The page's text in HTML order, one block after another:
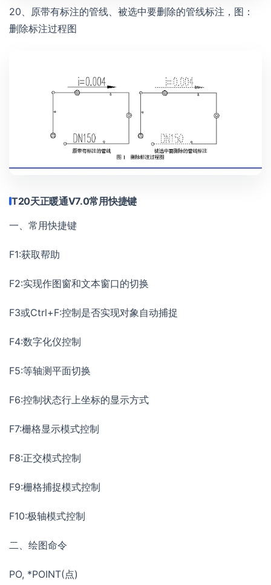
20、原带有标注的管线、被选中要删除的管线标注，图：
删除标注过程图
T20天正暖通V7.0常用快捷键
一、常用快捷键
F1:获取帮助
F2:实现作图窗和文本窗口的切换
F3或Ctrl+F:控制是否实现对象自动捕捉
F4:数字化仪控制
F5:等轴测平面切换
F6:控制状态行上坐标的显示方式
F7:栅格显示模式控制
F8:正交模式控制
F9:栅格捕捉模式控制
F10:极轴模式控制
二、绘图命令
PO, *POINT(点)